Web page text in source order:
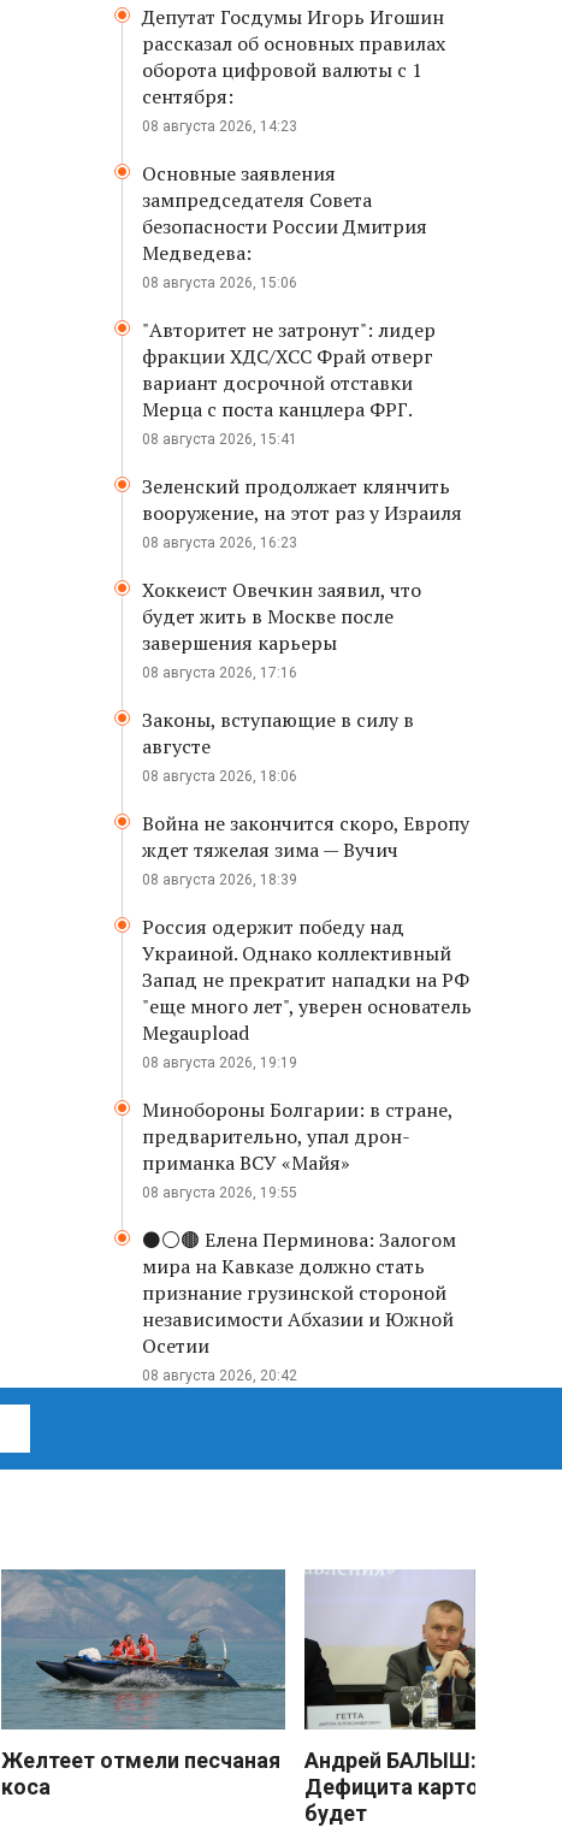
Депутат Госдумы Игорь Игошин
рассказал об основных правилах
оборота цифровой валюты с 1
сентября:
08 августа 2026, 14:23
Основные заявления
зампредседателя Совета
безопасности России Дмитрия
Медведева:
08 августа 2026, 15:06
"Авторитет не затронут": лидер
фракции ХДС/ХСС Фрай отверг
вариант досрочной отставки
Мерца с поста канцлера ФРГ.
08 августа 2026, 15:41
Зеленский продолжает клянчить
вооружение, на этот раз у Израиля
08 августа 2026, 16:23
Хоккеист Овечкин заявил, что
будет жить в Москве после
завершения карьеры
08 августа 2026, 17:16
Законы, вступающие в силу в
августе
08 августа 2026, 18:06
Война не закончится скоро, Европу
ждет тяжелая зима — Вучич
08 августа 2026, 18:39
Россия одержит победу над
Украиной. Однако коллективный
Запад не прекратит нападки на РФ
"еще много лет", уверен основатель
Megaupload
08 августа 2026, 19:19
Минобороны Болгарии: в стране,
предварительно, упал дрон-
приманка ВСУ «Майя»
08 августа 2026, 19:55
⚫️⚪️🟤 Елена Перминова: Залогом
мира на Кавказе должно стать
признание грузинской стороной
независимости Абхазии и Южной
Осетии
08 августа 2026, 20:42
Желтеет отмели песчаная
коса
Андрей БАЛЫШ:
Дефицита картофеля не
будет